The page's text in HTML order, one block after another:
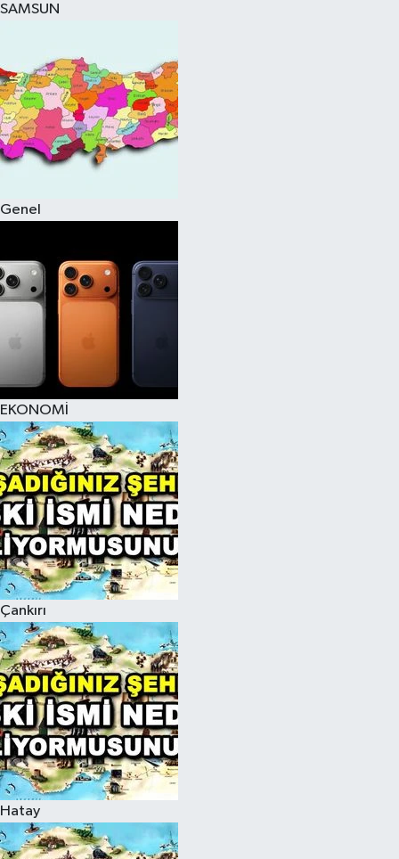
SAMSUN
Genel
EKONOMİ
Çankırı
Hatay